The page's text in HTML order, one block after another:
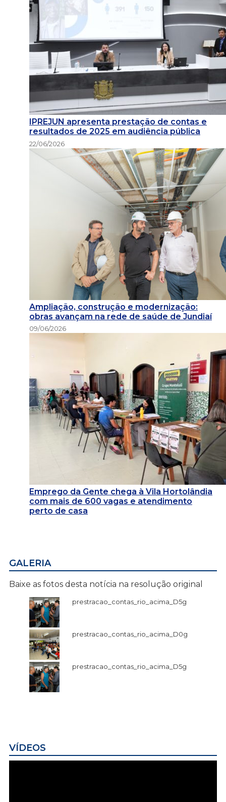
IPREJUN apresenta prestação de contas e
resultados de 2025 em audiência pública
22/06/2026
Ampliação, construção e modernização:
obras avançam na rede de saúde de Jundiaí
09/06/2026
Emprego da Gente chega à Vila Hortolândia
com mais de 600 vagas e atendimento
perto de casa
GALERIA
Baixe as fotos desta notícia na resolução original
prestracao_contas_rio_acima_D5g
prestracao_contas_rio_acima_D0g
prestracao_contas_rio_acima_D5g
VÍDEOS